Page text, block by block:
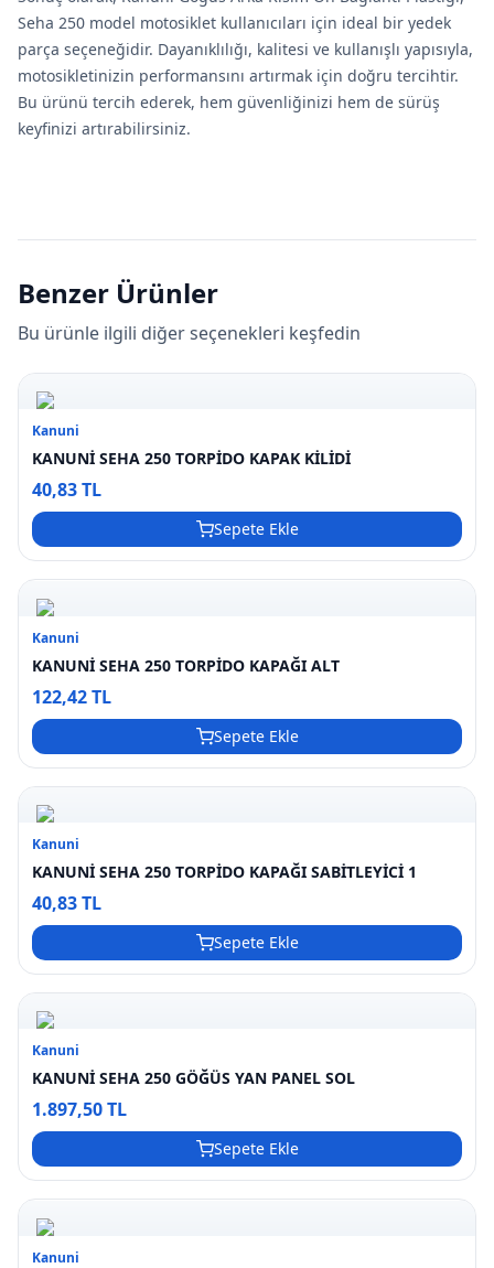
Seha 250 model motosiklet kullanıcıları için ideal bir yedek
parça seçeneğidir. Dayanıklılığı, kalitesi ve kullanışlı yapısıyla,
motosikletinizin performansını artırmak için doğru tercihtir.
Bu ürünü tercih ederek, hem güvenliğinizi hem de sürüş
keyfinizi artırabilirsiniz.
Benzer Ürünler
Bu ürünle ilgili diğer seçenekleri keşfedin
Kanuni
KANUNİ SEHA 250 TORPİDO KAPAK KİLİDİ
40,83 TL
Sepete Ekle
Kanuni
KANUNİ SEHA 250 TORPİDO KAPAĞI ALT
122,42 TL
Sepete Ekle
Kanuni
KANUNİ SEHA 250 TORPİDO KAPAĞI SABİTLEYİCİ 1
40,83 TL
Sepete Ekle
Kanuni
KANUNİ SEHA 250 GÖĞÜS YAN PANEL SOL
1.897,50 TL
Sepete Ekle
Kanuni